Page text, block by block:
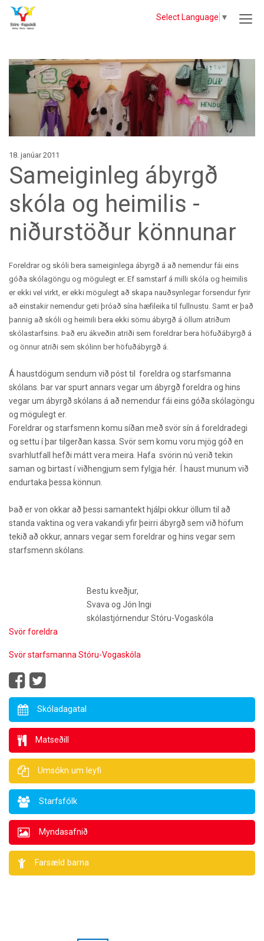
Select Language ▼
18. janúar 2011
Sameiginleg ábyrgð
skóla og heimilis -
niðurstöður könnunar
Foreldrar og skóli bera sameiginlega ábyrgð á að nemendur fái eins
góða skólagöngu og mögulegt er. Ef samstarf á milli skóla og heimilis
er ekki vel virkt, er ekki mögulegt að skapa nauðsynlegar forsendur fyrir
að einstakir nemendur geti þróað sína hæfileika til fullnustu. Samt er það
þannig að skóli og heimili bera ekki sömu ábyrgð á öllum atriðum
skólastarfsins. Það eru ákveðin atriði sem foreldrar bera höfuðábyrgð á
og önnur atriði sem skólinn ber höfuðábyrgð á.
Á haustdögum sendum við póst til foreldra og starfsmanna
skólans. Þar var spurt annars vegar um ábyrgð foreldra og hins
vegar um ábyrgð skólans á að nemendur fái eins góða skólagöngu
og mögulegt er.
Foreldrar og starfsmenn komu síðan með svör sín á foreldradegi
og settu í þar tilgerðan kassa. Svör sem komu voru mjög góð en
svarhlutfall hefði mátt vera meira. Hafa svörin nú verið tekin
saman og birtast í viðhengjum sem fylgja hér. Í haust munum við
endurtaka þessa könnun.
Það er von okkar að þessi samantekt hjálpi okkur öllum til að
standa vaktina og vera vakandi yfir þeirri ábyrgð sem við höfum
tekið að okkur, annars vegar sem foreldrar og hins vegar sem
starfsmenn skólans.
Bestu kveðjur,
Svava og Jón Ingi
skólastjórnendur Stóru-Vogaskóla
Svör foreldra
Svör starfsmanna Stóru-Vogaskóla
Skóladagatal
Matseðill
Umsókn um leyfi
Starfsfólk
Myndasafnið
Farsæld barna